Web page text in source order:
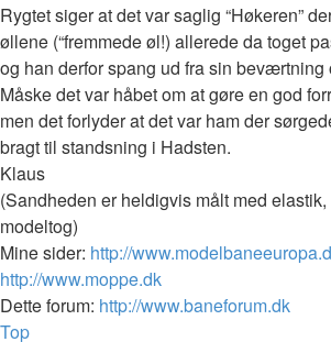
Rygtet siger at det var saglig “Høkeren”
øllene (“fremmede øl!) allerede da toget
og han derfor spang ud fra sin beværtning
Måske det var håbet om at gøre en god
men det forlyder at det var ham der
bragt til standsning i Hadsten.
Klaus
(Sandheden er heldigvis målt med
modeltog)
Mine sider: http://
http://www.moppe.dk
Dette forum: http://www.baneforum.dk
Top